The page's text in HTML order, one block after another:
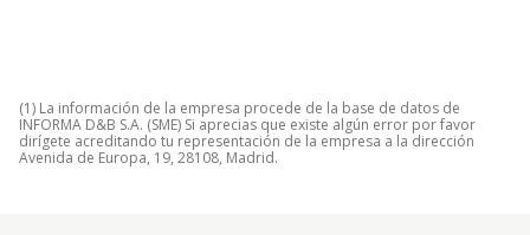
(1) La información de la empresa procede de la base de datos de
INFORMA D&B S.A. (SME) Si aprecias que existe algún error por favor
dirígete acreditando tu representación de la empresa a la dirección
Avenida de Europa, 19, 28108, Madrid.